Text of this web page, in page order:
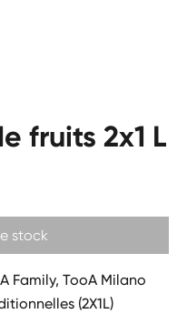
fruits 2x1 L
stock
Family, TooA Milano
(2X1L)